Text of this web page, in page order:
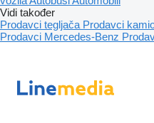
Vidi također
Prodavci tegljača Prodavci
Prodavci Mercedes-Benz